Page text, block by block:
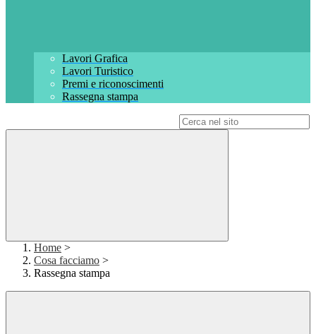
Lavori Grafica
Lavori Turistico
Premi e riconoscimenti
Rassegna stampa
Home >
Cosa facciamo >
Rassegna stampa